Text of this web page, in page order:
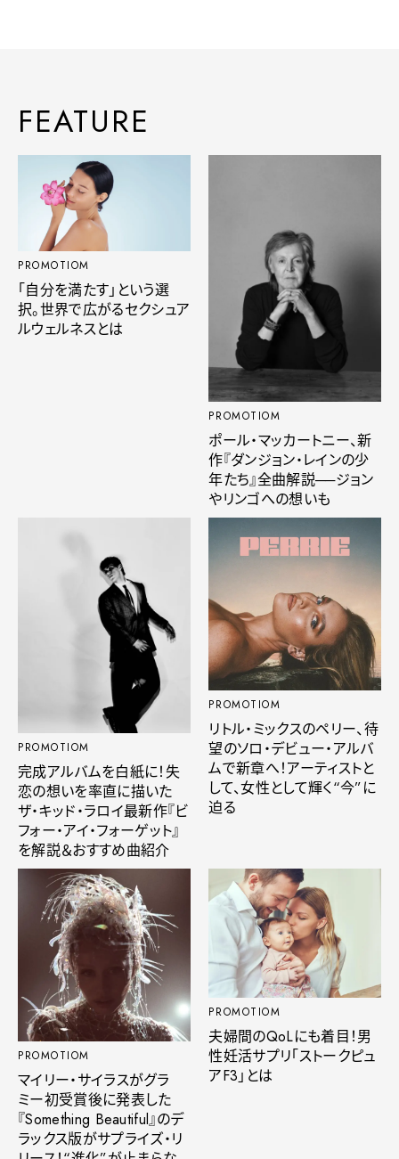
FEATURE
PROMOTIOM
「自分を満たす」という選
択。世界で広がるセクシュア
ルウェルネスとは
PROMOTIOM
ポール・マッカートニー、新
作『ダンジョン・レインの少
年たち』全曲解説──ジョン
やリンゴへの想いも
PROMOTIOM
完成アルバムを白紙に！失
恋の想いを率直に描いた
ザ・キッド・ラロイ最新作『ビ
フォー・アイ・フォーゲット』
を解説＆おすすめ曲紹介
PROMOTIOM
リトル・ミックスのペリー、待
望のソロ・デビュー・アルバ
ムで新章へ！アーティストと
して、女性として輝く“今”に
迫る
PROMOTIOM
マイリー・サイラスがグラ
ミー初受賞後に発表した
『Something Beautiful』のデ
ラックス版がサプライズ・リ
PROMOTIOM
夫婦間のQoLにも着目！男
性妊活サプリ「ストークピュ
アF3」とは